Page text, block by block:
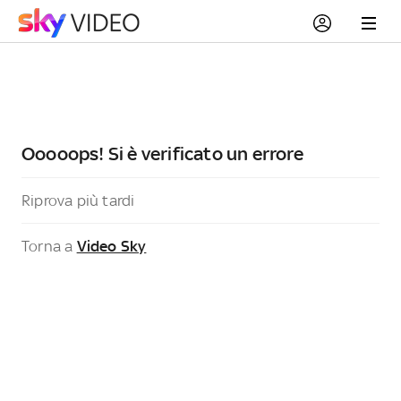
Ooooops! Si è verificato un errore
Riprova più tardi
Torna a Video Sky